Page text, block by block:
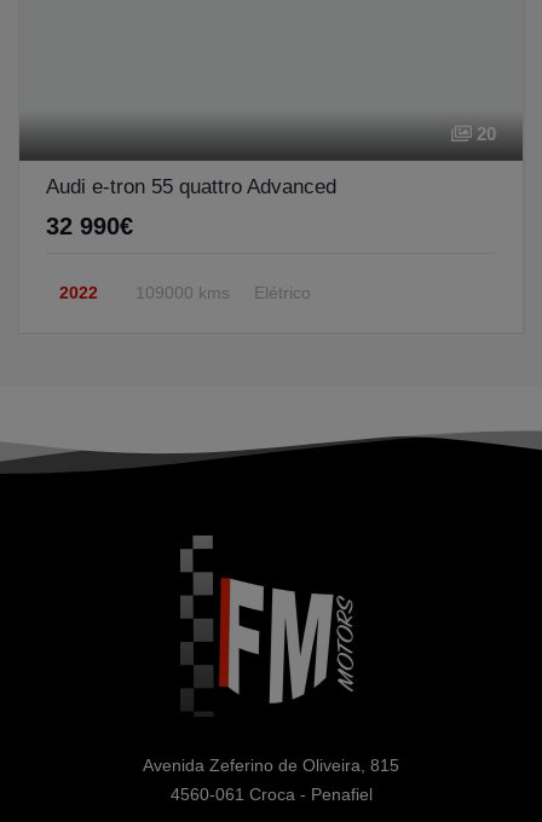
20
Audi e-tron 55 quattro Advanced
32 990€
2022 109000 kms Elétrico
Avenida Zeferino de Oliveira, 815
4560-061 Croca - Penafiel